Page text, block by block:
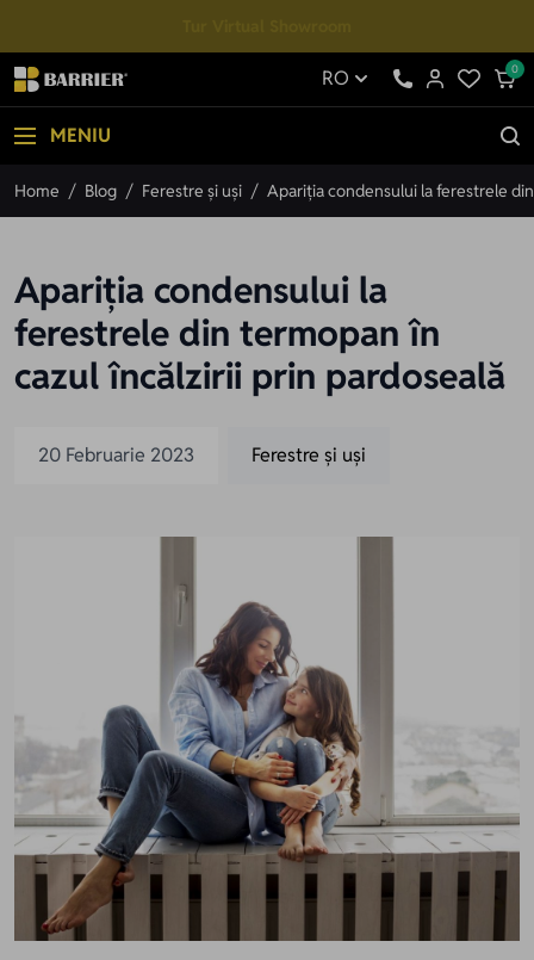
RO 0
MENIU
Home / Blog / Ferestre și uși / Apariția condensului la ferestrele
Apariția condensului la
ferestrele din termopan în
cazul încălzirii prin pardoseală
20 Februarie 2023 Ferestre și uși